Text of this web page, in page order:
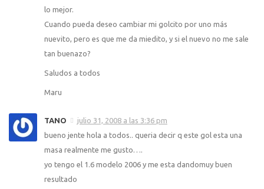
lo mejor.
Cuando pueda deseo cambiar mi golcito por uno más
nuevito, pero es que me da miedito, y si el nuevo no me sale
tan buenazo?
Saludos a todos
Maru
TANO
julio 31, 2008 a las 3:36 pm
bueno jente hola a todos.. queria decir q este gol esta una
masa realmente me gusto….
yo tengo el 1.6 modelo 2006 y me esta dandomuy buen
resultado